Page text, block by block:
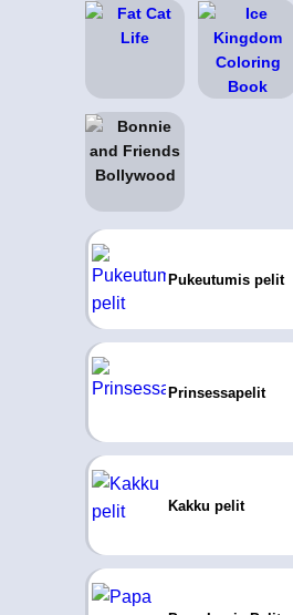
Pukeutumis pelit
Prinsessapelit
Kakku pelit